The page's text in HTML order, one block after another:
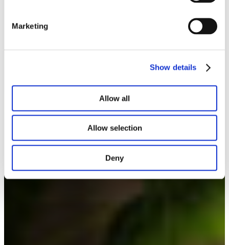
Marketing
Show details
Allow all
Allow selection
Deny